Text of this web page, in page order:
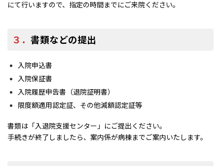
にて行いますので、指定の時間までにご来院ください。
３．書類などの提出
入院申込書
入院保証書
入院履歴申告書（退院証明書）
限度額適用認定証、その他減額認定証等
書類は「入退院支援センター」にご提出ください。
手続きが終了しましたら、案内係が病棟までご案内いたします。